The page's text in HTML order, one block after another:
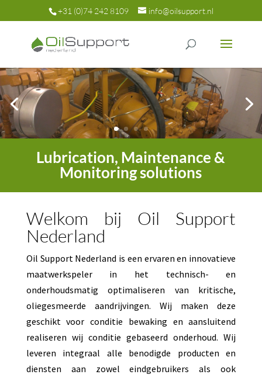
+31 (0)74 242 8109 info@oilsupport.nl
Lubrication, Maintenance &
Monitoring solutions
Welkom bij Oil Support
Nederland
Oil Support Nederland is een ervaren en innovatieve
maatwerkspeler in het technisch- en
onderhoudsmatig optimaliseren van kritische,
oliegesmeerde aandrijvingen. Wij maken deze
geschikt voor conditie bewaking en aansluitend
realiseren wij conditie gebaseerd onderhoud. Wij
leveren integraal alle benodigde producten en
diensten aan zowel eindgebruikers als ook